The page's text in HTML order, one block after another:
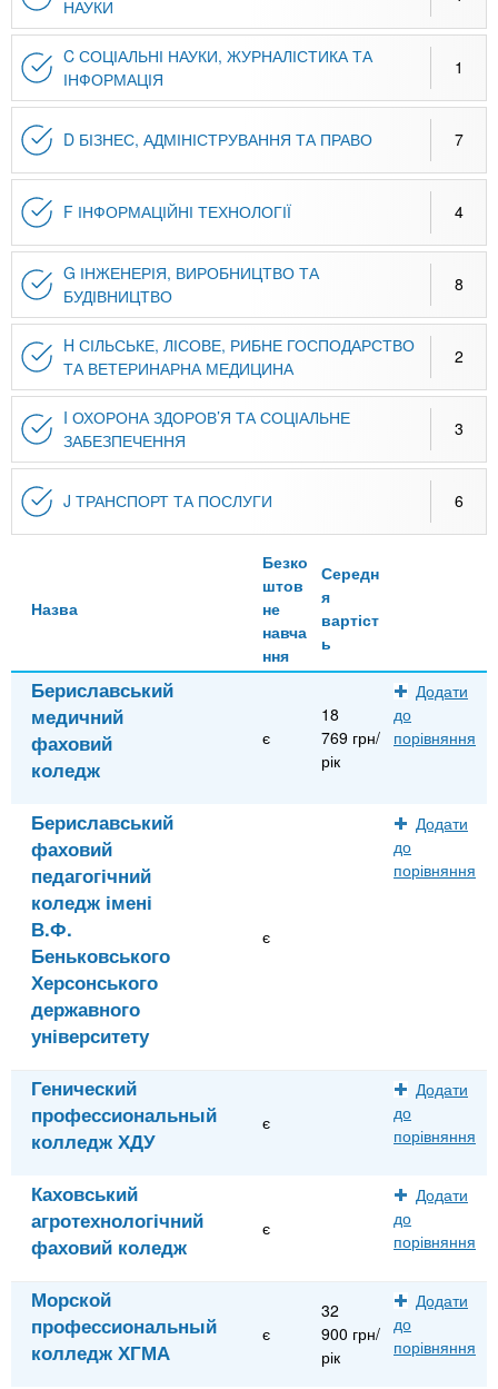
НАУКИ
C СОЦІАЛЬНІ НАУКИ, ЖУРНАЛІСТИКА ТА
ІНФОРМАЦІЯ
1
D БІЗНЕС, АДМІНІСТРУВАННЯ ТА ПРАВО 7
F ІНФОРМАЦІЙНІ ТЕХНОЛОГІЇ 4
G ІНЖЕНЕРІЯ, ВИРОБНИЦТВО ТА
БУДІВНИЦТВО
8
H СІЛЬСЬКЕ, ЛІСОВЕ, РИБНЕ ГОСПОДАРСТВО
ТА ВЕТЕРИНАРНА МЕДИЦИНА
2
I ОХОРОНА ЗДОРОВ’Я ТА СОЦІАЛЬНЕ
ЗАБЕЗПЕЧЕННЯ
3
J ТРАНСПОРТ ТА ПОСЛУГИ 6
Назва
Безко
штов
не
навча
ння
Середн
я
вартіст
ь
Бериславський
медичний
фаховий
коледж
є
18
769 грн/
рік
Додати
до
порівняння
Бериславський
фаховий
педагогічний
коледж імені
В.Ф.
Беньковського
Херсонського
державного
університету
є
Додати
до
порівняння
Генический
профессиональный
колледж ХДУ
є
Додати
до
порівняння
Каховський
агротехнологічний
фаховий коледж
є
Додати
до
порівняння
Морской
профессиональный
колледж ХГМА
є
32
900 грн/
рік
Додати
до
порівняння